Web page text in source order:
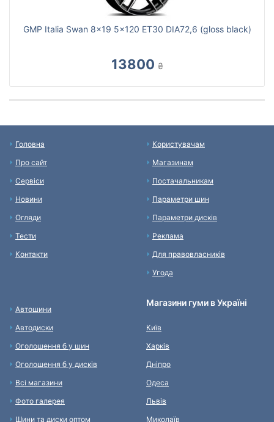
GMP Italia Swan 8x19 5x120 ET30 DIA72,6 (gloss black)
13800 ₴
Головна
Про сайт
Сервіси
Новини
Огляди
Тести
Контакти
Користувачам
Магазинам
Постачальникам
Параметри шин
Параметри дисків
Реклама
Для правовласників
Угода
Автошини
Автодиски
Оголошення б у шин
Оголошення б у дисків
Всі магазини
Фото галерея
Шини та диски оптом
Магазини гуми в Україні
Київ
Харків
Дніпро
Одеса
Львів
Миколаїв